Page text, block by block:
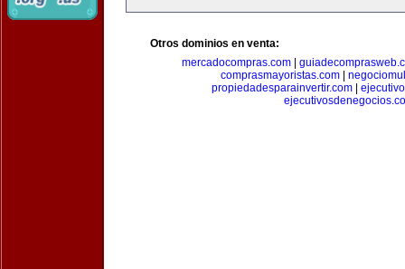
Otros dominios en venta:
mercadocompras.com|
comprasmayoristas.com
propiedadesparainvertir.com